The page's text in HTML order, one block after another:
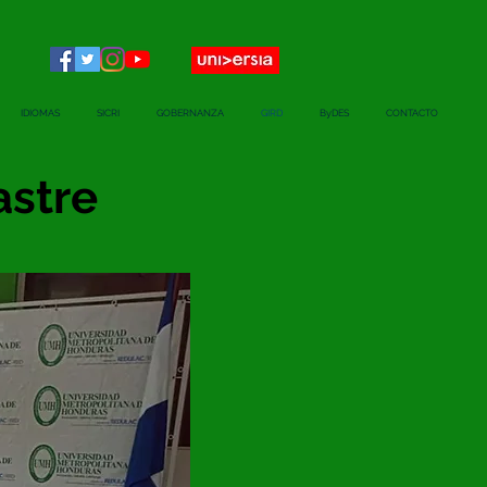
IDIOMAS SICRI GOBERNANZA GIRD ByDES CONTACTO